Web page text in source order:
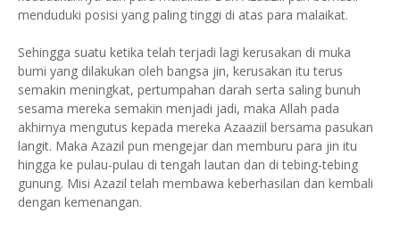
menduduki posisi yang paling tinggi di atas para malaikat.
Sehingga suatu ketika telah terjadi lagi kerusakan di muka
bumi yang dilakukan oleh bangsa jin, kerusakan itu terus
semakin meningkat, pertumpahan darah serta saling bunuh
sesama mereka semakin menjadi jadi, maka Allah pada
akhirnya mengutus kepada mereka Azaaziil bersama pasukan
langit. Maka Azazil pun mengejar dan memburu para jin itu
hingga ke pulau-pulau di tengah lautan dan di tebing-tebing
gunung. Misi Azazil telah membawa keberhasilan dan kembali
dengan kemenangan.